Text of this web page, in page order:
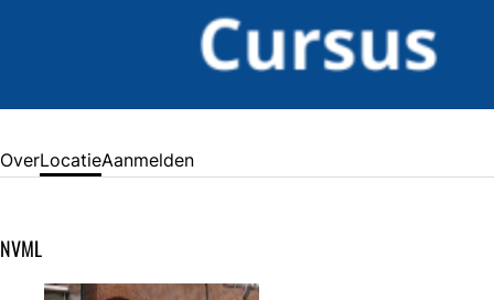
OverLocatieAanmelden
NVML